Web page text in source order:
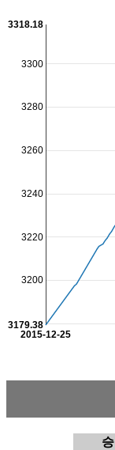
2015-12-25
3200
3220
3240
3260
3280
3300
3179.38
3318.18